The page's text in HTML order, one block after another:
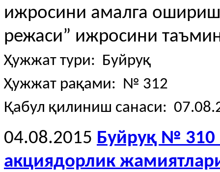
ижросини амалга
режаси” ижросини
Ҳужжат тури: Буйруқ
Ҳужжат рақами: № 312
Қабул қилиниш санаси:
04.08.2015 Буйруқ № 310
акциядорлик